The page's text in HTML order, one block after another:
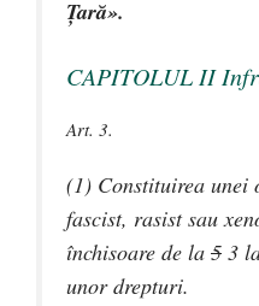
Ţară».
CAPITOLUL II
Art. 3.
(1) Constituirea unei
fascist, rasist sau
închisoare de la 5 3
unor drepturi.